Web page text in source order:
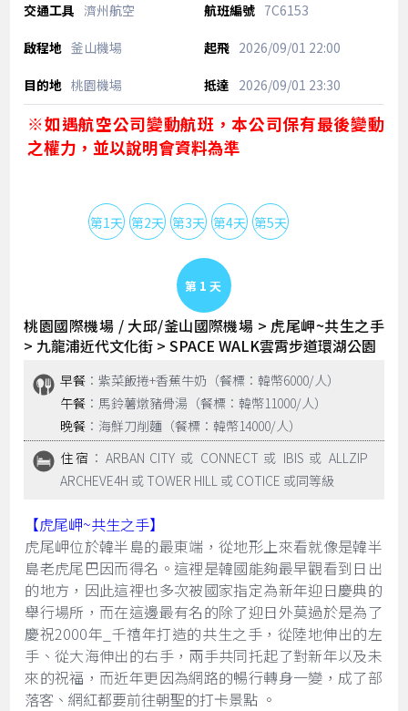
濟州航空 7C6153
釜山機場 2026/09/01 22:00
桃園機場 2026/09/01 23:30
※如遇航空公司變動航班，本公司保有最後變動
之權力，並以說明會資料為準
第1天 第2天 第3天 第4天 第5天
Day 1
桃園國際機場 / 大邱/釜山國際機場 > 虎尾岬~共生之手
> 九龍浦近代文化街 > SPACE WALK雲霄步道環湖公園
早餐 ：紫菜飯捲+香蕉牛奶（餐標：韓幣6000/人）
午餐 ：馬鈴薯燉豬骨湯（餐標：韓幣11000/人）
晚餐 ：海鮮刀削麵（餐標：韓幣14000/人）
住宿 ：ARBAN CITY 或 CONNECT 或 IBIS 或 ALLZIP
ARCHEVE4H 或 TOWER HILL 或 COTICE 或同等級
【虎尾岬~共生之手】
虎尾岬位於韓半島的最東端，從地形上來看就像是韓半
島老虎尾巴因而得名。這裡是韓國能夠最早觀看到日出
的地方，因此這裡也多次被國家指定為新年迎日慶典的
舉行場所，而在這邊最有名的除了迎日外莫過於是為了
慶祝2000年_千禧年打造的共生之手，從陸地伸出的左
手、從大海伸出的右手，兩手共同托起了對新年以及未
來的祝福，而近年更因為網路的暢行轉身一變，成了部
落客、網紅都要前往朝聖的打卡景點 。